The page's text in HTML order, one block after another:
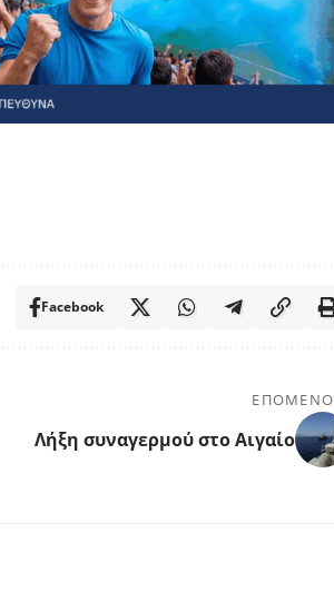
Facebook
ΕΠΟΜΕΝΟ
Λήξη συναγερμού στο Αιγαίο